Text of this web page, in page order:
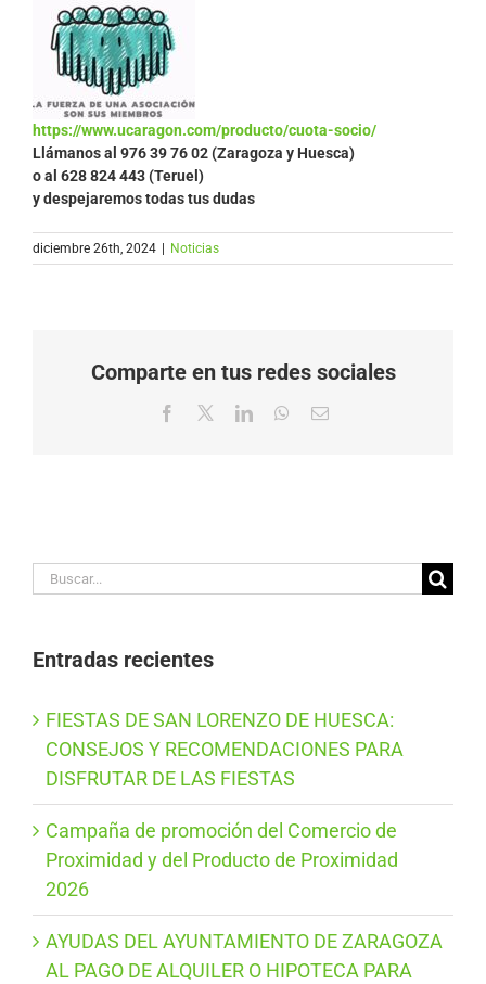
https://www.ucaragon.com/producto/cuota-socio/
Llámanos al 976 39 76 02 (Zaragoza y Huesca)
o al 628 824 443 (Teruel)
y despejaremos todas tus dudas
diciembre 26th, 2024 | Noticias
Comparte en tus redes sociales
Facebook LinkedInWhatsApp
Correo
Buscar:
Entradas recientes
FIESTAS DE SAN LORENZO DE HUESCA:
CONSEJOS Y RECOMENDACIONES PARA
DISFRUTAR DE LAS FIESTAS
Campaña de promoción del Comercio de
Proximidad y del Producto de Proximidad
2026
AYUDAS DEL AYUNTAMIENTO DE ZARAGOZA
AL PAGO DE ALQUILER O HIPOTECA PARA